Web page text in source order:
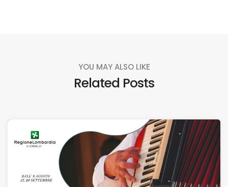
YOU MAY ALSO LIKE
Related Posts